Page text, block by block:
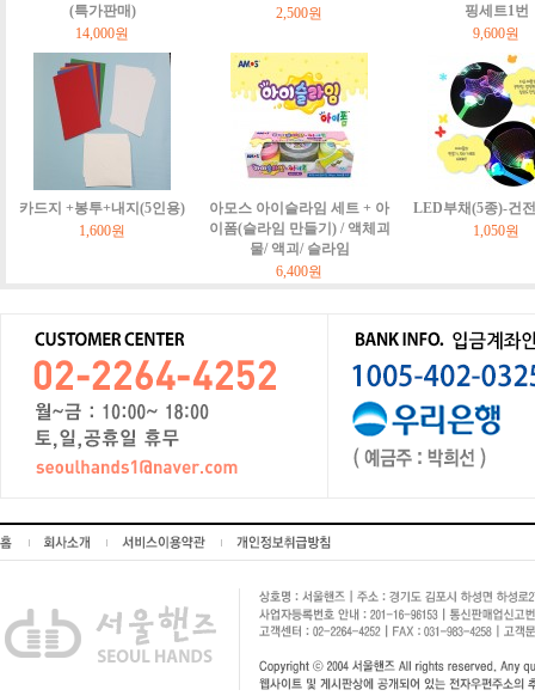
(특가판매)
14,000원
2,500원
핑세트1번
9,600원
카드지 +봉투+내지(5인용)
1,600원
아모스 아이슬라임 세트 + 아
이폼(슬라임 만들기) / 액체괴
물/ 액괴/ 슬라임
6,400원
LED부채(5종)-건
1,050원